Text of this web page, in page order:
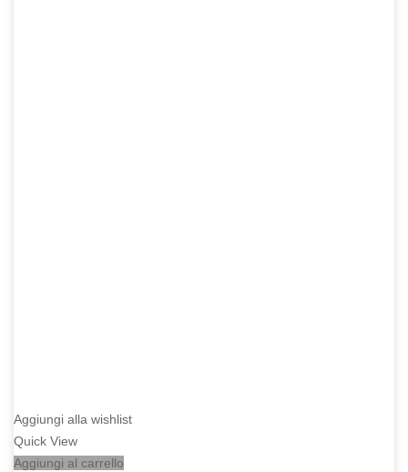
Aggiungi alla wishlist
Quick View
Aggiungi al carrello